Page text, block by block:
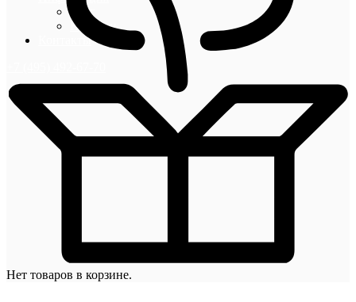
Блог
Новости
Контакты
Нет товаров в корзине.